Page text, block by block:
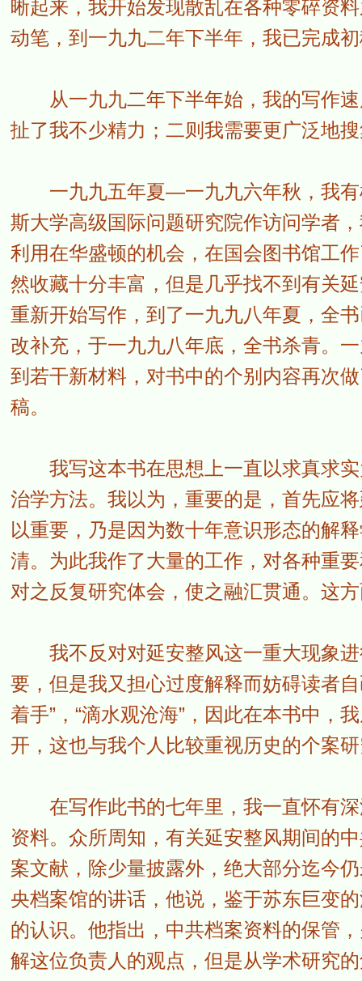
晰起来，我开始发现散乱在各种零碎资
动笔，到一九九二年下半年，我已完成
从一九九二年下半年始，我的写作速
扯了我不少精力；二则我需要更广泛地
一九九五年夏—一九九六年秋，我有
斯大学高级国际问题研究院作访问学者
利用在华盛顿的机会，在国会图书馆工
然收藏十分丰富，但是几乎找不到有关
重新开始写作，到了一九九八年夏，全
改补充，于一九九八年底，全书杀青。
到若干新材料，对书中的个别内容再次
稿。
我写这本书在思想上一直以求真求实
治学方法。我以为，重要的是，首先应
以重要，乃是因为数十年意识形态的解
清。为此我作了大量的工作，对各种重
对之反复研究体会，使之融汇贯通。这
我不反对对延安整风这一重大现象进
要，但是我又担心过度解释而妨碍读者
着手”，“滴水观沧海”，因此在本书中，
开，这也与我个人比较重视历史的个案
在写作此书的七年里，我一直怀有深
资料。众所周知，有关延安整风期间的
案文献，除少量披露外，绝大部分迄今
央档案馆的讲话，他说，鉴于苏东巨变
的认识。他指出，中共档案资料的保管
解这位负责人的观点，但是从学术研究